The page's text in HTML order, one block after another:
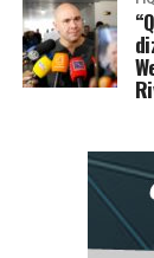
influente na
Associação
Militares Dom
defendendo
disciplina e
social,